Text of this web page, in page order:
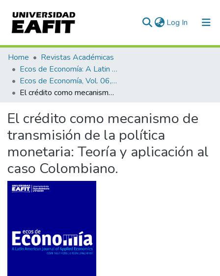
Log In (current)
Communities & Collections
All of DSpace
Statistics
Home
Revistas Académicas
Ecos de Economía: A Latin American Journal of Applied Economics
Ecos de Economía, Vol. 06, No. 14 (2002)
El crédito como mecanismo de transmisión de la política monetaria: Teoría y aplicación al caso Colombiano.
El crédito como mecanismo de
transmisión de la política
monetaria: Teoría y aplicación al
caso Colombiano.